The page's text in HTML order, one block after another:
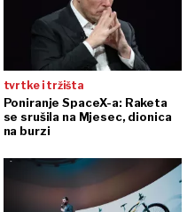
tvrtke i tržišta
Poniranje SpaceX-a: Raketa
se srušila na Mjesec, dionica
na burzi